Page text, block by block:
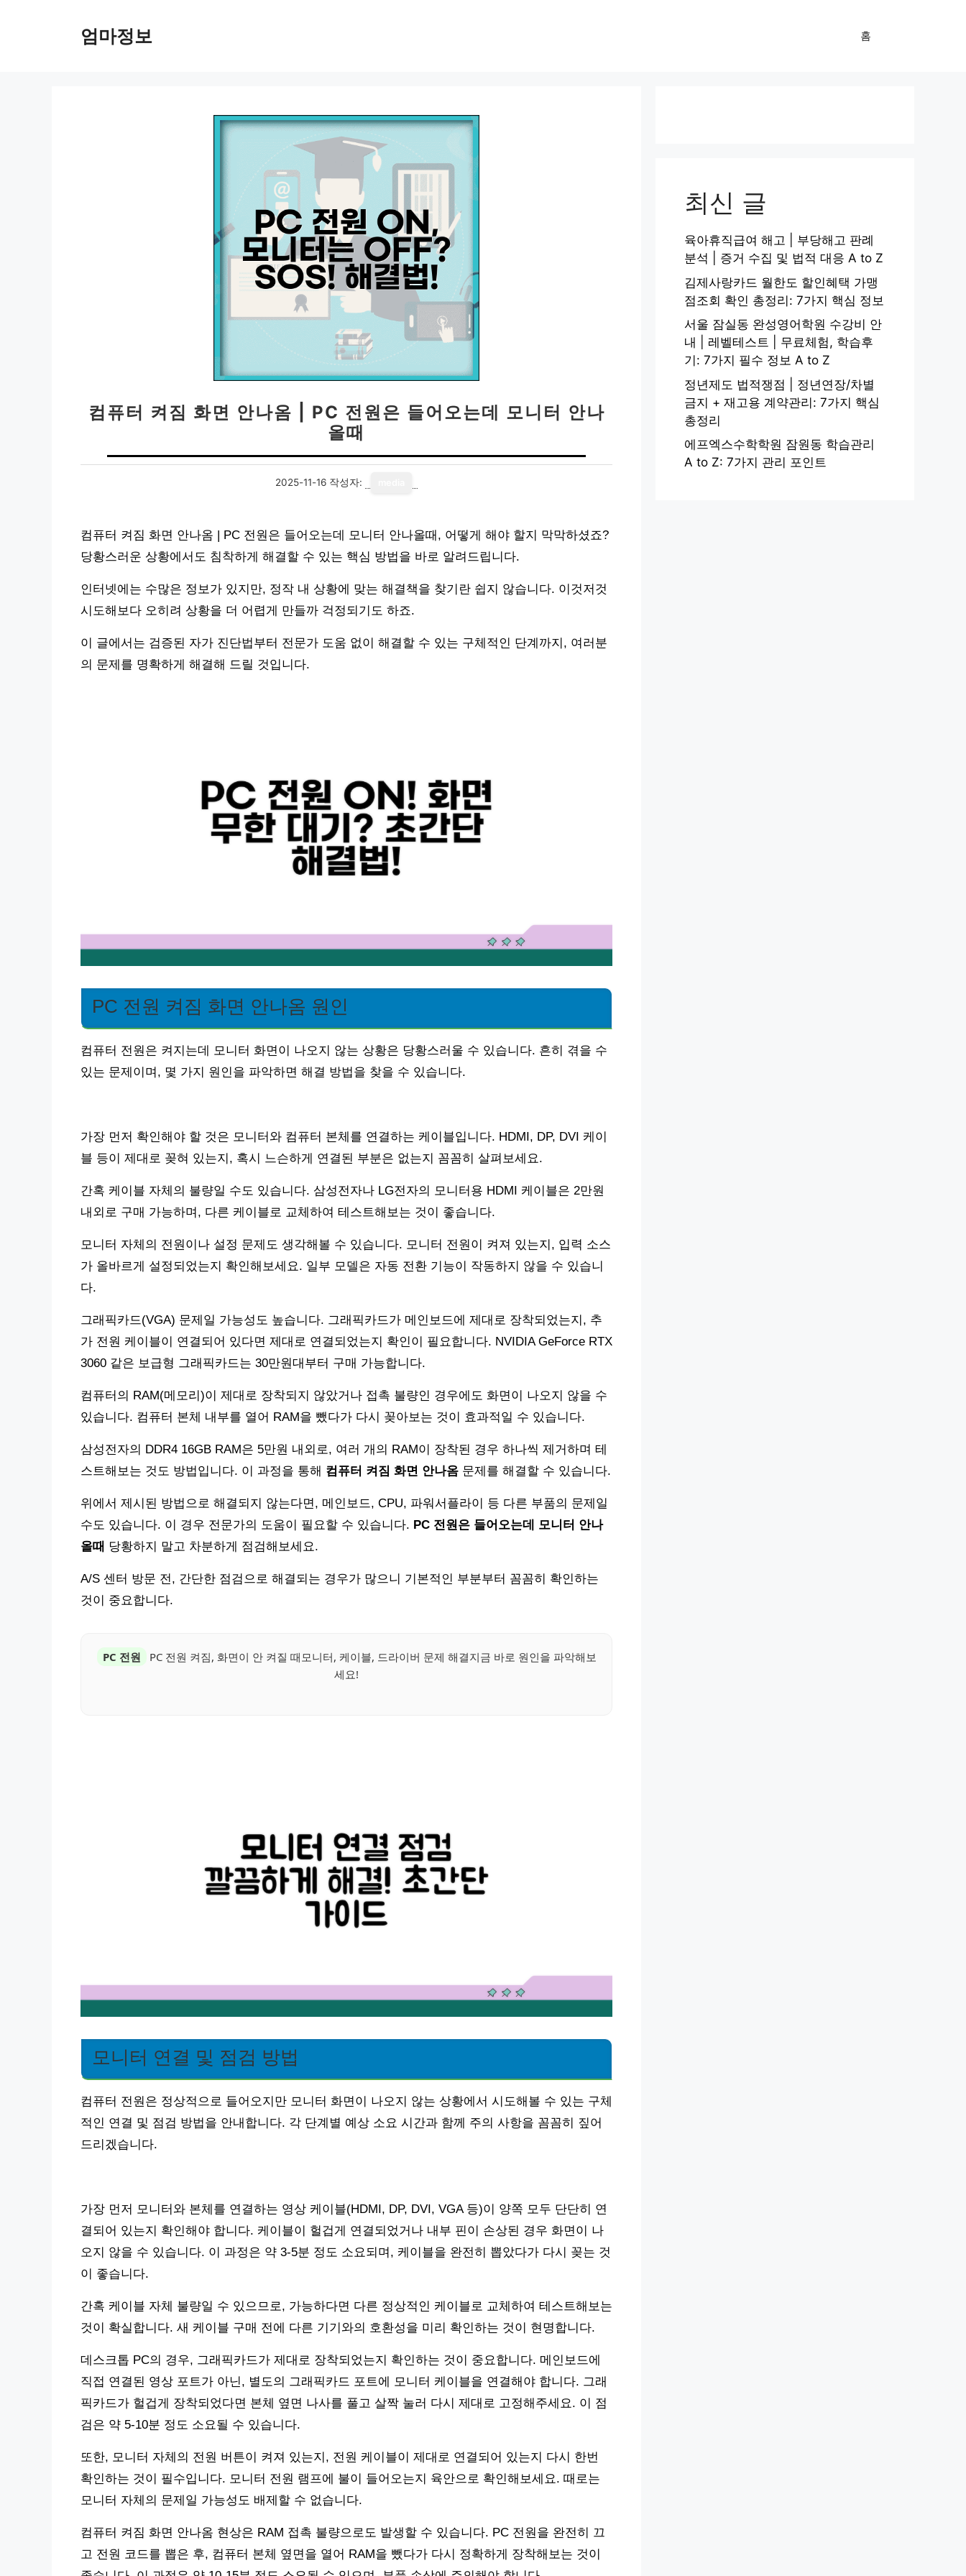
엄마정보 홈
컴퓨터 켜짐 화면 안나옴 | PC 전원은 들어오는데 모니터 안나
올때
2025-11-16 작성자:
컴퓨터 켜짐 화면 안나옴 | PC 전원은 들어오는데 모니터 안나올때, 어떻게 해야 할지 막막하셨죠?
당황스러운 상황에서도 침착하게 해결할 수 있는 핵심 방법을 바로 알려드립니다.
인터넷에는 수많은 정보가 있지만, 정작 내 상황에 맞는 해결책을 찾기란 쉽지 않습니다. 이것저것
시도해보다 오히려 상황을 더 어렵게 만들까 걱정되기도 하죠.
이 글에서는 검증된 자가 진단법부터 전문가 도움 없이 해결할 수 있는 구체적인 단계까지, 여러분
의 문제를 명확하게 해결해 드릴 것입니다.
PC 전원 켜짐 화면 안나옴 원인
컴퓨터 전원은 켜지는데 모니터 화면이 나오지 않는 상황은 당황스러울 수 있습니다. 흔히 겪을 수
있는 문제이며, 몇 가지 원인을 파악하면 해결 방법을 찾을 수 있습니다.
가장 먼저 확인해야 할 것은 모니터와 컴퓨터 본체를 연결하는 케이블입니다. HDMI, DP, DVI 케이
블 등이 제대로 꽂혀 있는지, 혹시 느슨하게 연결된 부분은 없는지 꼼꼼히 살펴보세요.
간혹 케이블 자체의 불량일 수도 있습니다. 삼성전자나 LG전자의 모니터용 HDMI 케이블은 2만원
내외로 구매 가능하며, 다른 케이블로 교체하여 테스트해보는 것이 좋습니다.
모니터 자체의 전원이나 설정 문제도 생각해볼 수 있습니다. 모니터 전원이 켜져 있는지, 입력 소스
가 올바르게 설정되었는지 확인해보세요. 일부 모델은 자동 전환 기능이 작동하지 않을 수 있습니
다.
그래픽카드(VGA) 문제일 가능성도 높습니다. 그래픽카드가 메인보드에 제대로 장착되었는지, 추
가 전원 케이블이 연결되어 있다면 제대로 연결되었는지 확인이 필요합니다. NVIDIA GeForce RTX
3060 같은 보급형 그래픽카드는 30만원대부터 구매 가능합니다.
컴퓨터의 RAM(메모리)이 제대로 장착되지 않았거나 접촉 불량인 경우에도 화면이 나오지 않을 수
있습니다. 컴퓨터 본체 내부를 열어 RAM을 뺐다가 다시 꽂아보는 것이 효과적일 수 있습니다.
삼성전자의 DDR4 16GB RAM은 5만원 내외로, 여러 개의 RAM이 장착된 경우 하나씩 제거하며 테
스트해보는 것도 방법입니다. 이 과정을 통해 컴퓨터 켜짐 화면 안나옴 문제를 해결할 수 있습니다.
위에서 제시된 방법으로 해결되지 않는다면, 메인보드, CPU, 파워서플라이 등 다른 부품의 문제일
수도 있습니다. 이 경우 전문가의 도움이 필요할 수 있습니다. PC 전원은 들어오는데 모니터 안나
올때 당황하지 말고 차분하게 점검해보세요.
A/S 센터 방문 전, 간단한 점검으로 해결되는 경우가 많으니 기본적인 부분부터 꼼꼼히 확인하는
것이 중요합니다.
PC 전원
PC 전원 켜짐, 화면이 안 켜질 때모니터, 케이블, 드라이버 문제 해결지금 바로 원인을 파악해보
세요!
모니터 연결 및 점검 방법
컴퓨터 전원은 정상적으로 들어오지만 모니터 화면이 나오지 않는 상황에서 시도해볼 수 있는 구체
적인 연결 및 점검 방법을 안내합니다. 각 단계별 예상 소요 시간과 함께 주의 사항을 꼼꼼히 짚어
드리겠습니다.
가장 먼저 모니터와 본체를 연결하는 영상 케이블(HDMI, DP, DVI, VGA 등)이 양쪽 모두 단단히 연
결되어 있는지 확인해야 합니다. 케이블이 헐겁게 연결되었거나 내부 핀이 손상된 경우 화면이 나
오지 않을 수 있습니다. 이 과정은 약 3-5분 정도 소요되며, 케이블을 완전히 뽑았다가 다시 꽂는 것
이 좋습니다.
간혹 케이블 자체 불량일 수 있으므로, 가능하다면 다른 정상적인 케이블로 교체하여 테스트해보는
것이 확실합니다. 새 케이블 구매 전에 다른 기기와의 호환성을 미리 확인하는 것이 현명합니다.
데스크톱 PC의 경우, 그래픽카드가 제대로 장착되었는지 확인하는 것이 중요합니다. 메인보드에
직접 연결된 영상 포트가 아닌, 별도의 그래픽카드 포트에 모니터 케이블을 연결해야 합니다. 그래
픽카드가 헐겁게 장착되었다면 본체 옆면 나사를 풀고 살짝 눌러 다시 제대로 고정해주세요. 이 점
검은 약 5-10분 정도 소요될 수 있습니다.
또한, 모니터 자체의 전원 버튼이 켜져 있는지, 전원 케이블이 제대로 연결되어 있는지 다시 한번
확인하는 것이 필수입니다. 모니터 전원 램프에 불이 들어오는지 육안으로 확인해보세요. 때로는
모니터 자체의 문제일 가능성도 배제할 수 없습니다.
컴퓨터 켜짐 화면 안나옴 현상은 RAM 접촉 불량으로도 발생할 수 있습니다. PC 전원을 완전히 끄
고 전원 코드를 뽑은 후, 컴퓨터 본체 옆면을 열어 RAM을 뺐다가 다시 정확하게 장착해보는 것이
최신 글
육아휴직급여 해고 | 부당해고 판례
분석 | 증거 수집 및 법적 대응 A to Z
김제사랑카드 월한도 할인혜택 가맹
점조회 확인 총정리: 7가지 핵심 정보
서울 잠실동 완성영어학원 수강비 안
내 | 레벨테스트 | 무료체험, 학습후
기: 7가지 필수 정보 A to Z
정년제도 법적쟁점 | 정년연장/차별
금지 + 재고용 계약관리: 7가지 핵심
총정리
에프엑스수학학원 잠원동 학습관리
A to Z: 7가지 관리 포인트